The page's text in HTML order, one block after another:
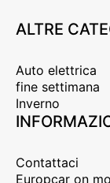
ALTRE
Auto elettrica
fine settimana
Inverno
Contattaci
Europcar on